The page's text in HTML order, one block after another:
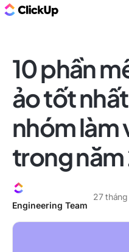
10 phần
ảo tốt
nhóm làm
trong
Engineering Team
27